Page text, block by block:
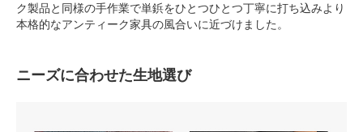
ク製品と同様の手作業で単鋲をひとつひとつ丁寧に打ち込みより
本格的なアンティーク家具の風合いに近づけました。
ニーズに合わせた生地選び